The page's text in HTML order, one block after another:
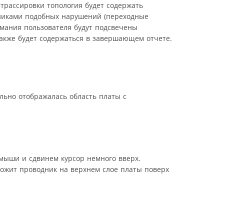
топология будет содержать
подобных нарушений (переходные
пользователя будут подсвечены
будет содержаться в завершающем отчете.
отображалась область платы с
и сдвинем курсор немного вверх.
проводник на верхнем слое платы поверх